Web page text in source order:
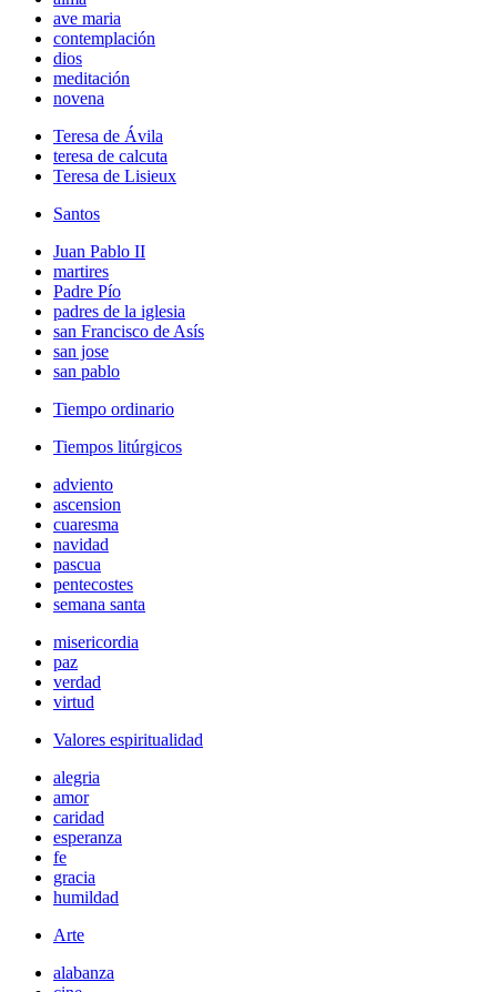
ave maria
contemplación
dios
meditación
novena
Teresa de Ávila
teresa de calcuta
Teresa de Lisieux
Santos
Juan Pablo II
martires
Padre Pío
padres de la iglesia
san Francisco de Asís
san jose
san pablo
Tiempo ordinario
Tiempos litúrgicos
adviento
ascension
cuaresma
navidad
pascua
pentecostes
semana santa
misericordia
paz
verdad
virtud
Valores espiritualidad
alegria
amor
caridad
esperanza
fe
gracia
humildad
Arte
alabanza